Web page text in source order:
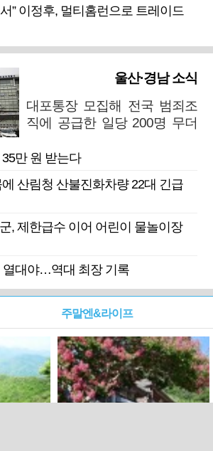
” 이정후, 멀티홈런으로 트레이드
울산·경남 소식
대포통장 모집해 전국 범죄조
직에 공급한 일당 200명 무더
만 원 받는다
산림청 산불진화차량 22대 긴급
, 제한급수 이어 어린이 물놀이장
열대야…역대 최장 기록
주말엔&라이프